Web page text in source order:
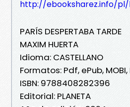
http://ebooksharez.info/pl/
PARÍS DESPERTABA TARDE
MAXIM HUERTA
Idioma: CASTELLANO
Formatos: Pdf, ePub, MOBI,
ISBN: 9788408282396
Editorial: PLANETA